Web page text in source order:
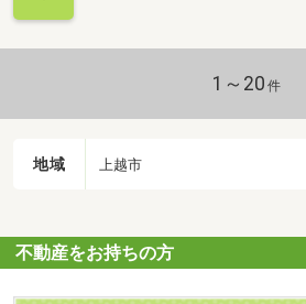
1～20 件
地域 上越市
不動産をお持ちの方